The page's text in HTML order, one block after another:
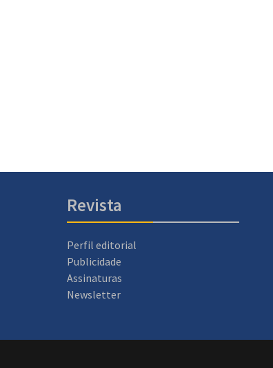
Revista
Perfil editorial
Publicidade
Assinaturas
Newsletter